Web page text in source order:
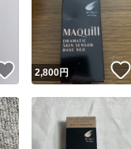
いいね！
2,800円